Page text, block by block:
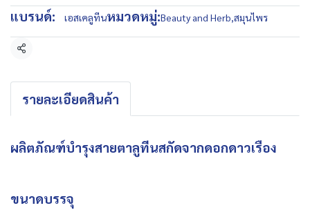
แบรนด์:
เอสเคลูทีนหมวดหมู่:Beauty and Herb,สมุนไพร
แชร์
รายละเอียดสินค้า
ผลิตภัณฑ์บำรุงสายตาลูทีนสกัดจากดอกดาวเรือง
ขนาดบรรจุ